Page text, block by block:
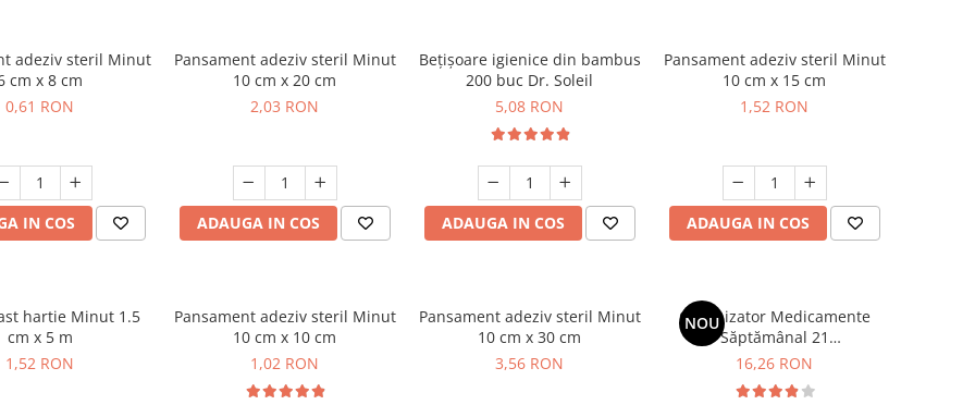
steril Minut
cm x 8 cm
0,61 RON
IN COS
Pansament adeziv steril Minut
10 cm x 20 cm
2,03 RON
ADAUGA IN COS
Bețișoare igienice din bambus
200 buc Dr. Soleil
5,08 RON
ADAUGA IN COS
Pansament adeziv steril Minut
10 cm x 15 cm
1,52 RON
ADAUGA IN COS
hartie Minut 1.5
cm x 5 m
1,52 RON
Pansament adeziv steril Minut
10 cm x 10 cm
1,02 RON
Pansament adeziv steril Minut
10 cm x 30 cm
3,56 RON
NOU
Organizator Medicamente
Săptămânal 21
Compartimente Minut
16,26 RON